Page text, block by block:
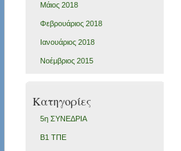
Μάιος 2018
Φεβρουάριος 2018
Ιανουάριος 2018
Νοέμβριος 2015
Kατηγορίες
5η ΣΥΝΕΔΡΙΑ
Β1 ΤΠΕ